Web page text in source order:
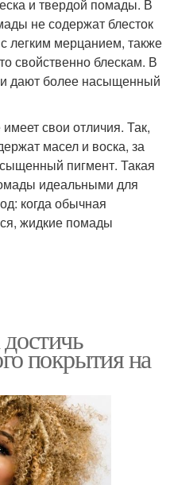
и твердой помады. В
не содержат блесток
мерцанием, также
свойственно блескам. В
дают более насыщенный
свои отличия. Так,
масел и воска, за
пигмент. Такая
идеальными для
когда обычная
жидкие помады
покрытия на